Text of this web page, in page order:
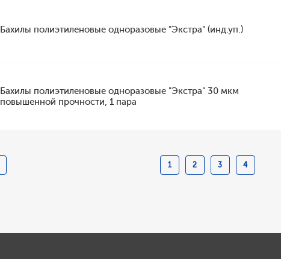
Бахилы полиэтиленовые одноразовые "Экстра" (инд.уп.)
Бахилы полиэтиленовые одноразовые "Экстра" 30 мкм
повышенной прочности, 1 пара
1 2 3 4